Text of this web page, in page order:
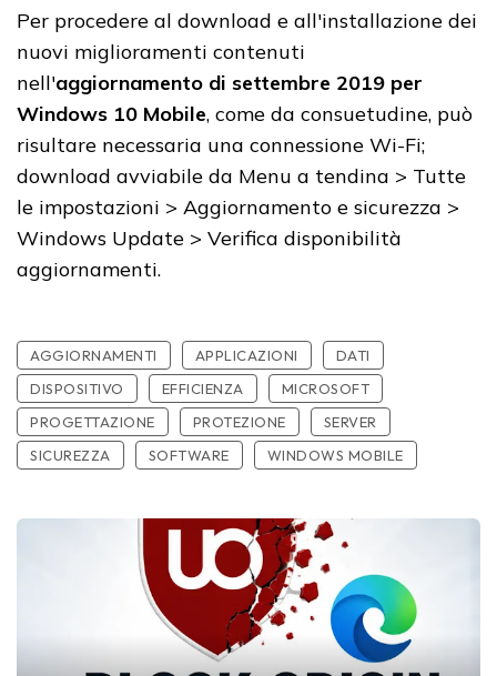
Per procedere al download e all'installazione dei
nuovi miglioramenti contenuti
nell'aggiornamento di settembre 2019 per
Windows 10 Mobile, come da consuetudine, può
risultare necessaria una connessione Wi-Fi;
download avviabile da Menu a tendina > Tutte
le impostazioni > Aggiornamento e sicurezza >
Windows Update > Verifica disponibilità
aggiornamenti.
AGGIORNAMENTI APPLICAZIONI
DATI
DISPOSITIVO
EFFICIENZA
MICROSOFT
PROGETTAZIONE
PROTEZIONE
SERVER
SICUREZZA
SOFTWARE WINDOWS MOBILE